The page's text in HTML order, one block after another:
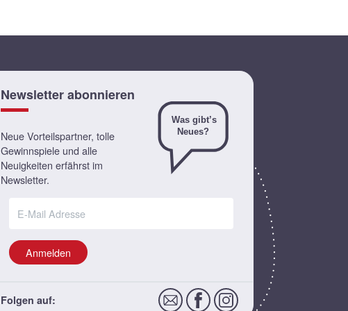
Newsletter abonnieren
Neue Vorteilspartner, tolle
Gewinnspiele und alle
Neuigkeiten erfährst im
Newsletter.
Anmelden
Folgen auf: